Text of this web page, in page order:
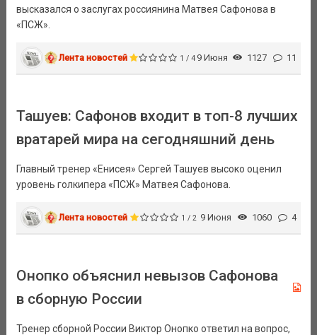
высказался о заслугах россиянина Матвея Сафонова в
«ПСЖ».
Лента новостей 1 / 4 9 Июня 1127 11
Ташуев: Сафонов входит в топ-8 лучших
вратарей мира на сегодняшний день
Главный тренер «Енисея» Сергей Ташуев высоко оценил
уровень голкипера «ПСЖ» Матвея Сафонова.
Лента новостей 1 / 2 9 Июня 1060 4
Онопко объяснил невызов Сафонова
в сборную России
Тренер сборной России Виктор Онопко ответил на вопрос,